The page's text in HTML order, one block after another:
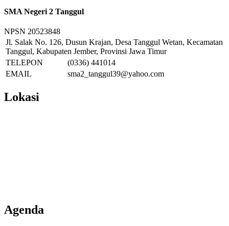
SMA Negeri 2 Tanggul
NPSN 20523848
Jl. Salak No. 126, Dusun Krajan, Desa Tanggul Wetan, Kecamatan
Tanggul, Kabupaten Jember, Provinsi Jawa Timur
TELEPON
(0336) 441014
EMAIL
sma2_tanggul39@yahoo.com
Lokasi
Agenda